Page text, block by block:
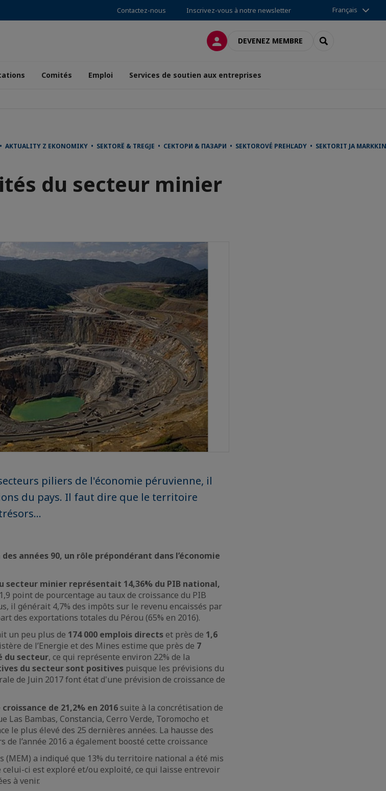
Contactez-nous Inscrivez-vous à notre newsletter Français
CONNEXIONDEVENEZ MEMBRE RECHERCHER
Comités Emploi Services de soutien aux entreprises
AKTUALITY Z EKONOMIKY • SEKTORË & TREGJE • СЕКТОРИ & ПАЗАРИ • SEKTOROVÉ PREHĽADY • SEKTORIT JA
du secteur minier
piliers de l'économie péruvienne, il
du pays. Il faut dire que le territoire
années 90, un rôle prépondérant dans l’économie
secteur minier représentait 14,36% du PIB national,
point de pourcentage au taux de croissance du PIB
il générait 4,7% des impôts sur le revenu encaissés par
des exportations totales du Pérou (65% en 2016).
un peu plus de 174 000 emplois directs et près de 1,6
de l’Energie et des Mines estime que près de 7
du secteur, ce qui représente environ 22% de la
du secteur sont positives puisque les prévisions du
de Juin 2017 font état d'une prévision de croissance de
croissance de 21,2% en 2016 suite à la concrétisation de
Las Bambas, Constancia, Cerro Verde, Toromocho et
le plus élevé des 25 dernières années. La hausse des
l’année 2016 a également boosté cette croissance
(MEM) a indiqué que 13% du territoire national a été mis
celui-ci est exploré et/ou exploité, ce qui laisse entrevoir
à venir.